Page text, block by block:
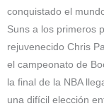
conquistado el
Suns a los primeros
rejuvenecido Chris
el campeonato de
la final de la NBA
una difícil elección